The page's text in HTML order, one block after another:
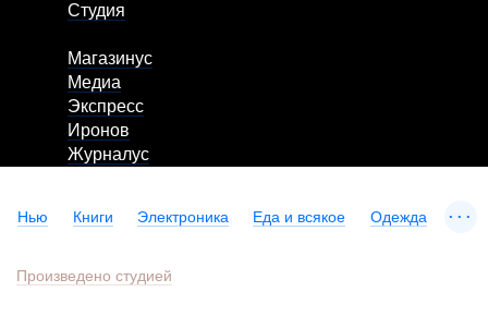
Студия
Магазинус
Медиа
Экспресс
Иронов
Журналус
Нью Книги Электроника Еда и всякое Одежда ...
Произведено студией